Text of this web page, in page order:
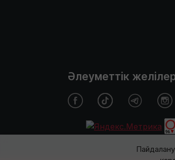
Әлеуметтік